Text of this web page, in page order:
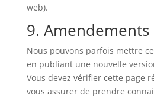
web).
9. Amendements
Nous pouvons parfois mettre
en publiant une nouvelle
Vous devez vérifier cette page
vous assurer de prendre